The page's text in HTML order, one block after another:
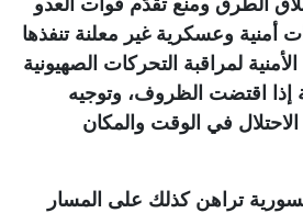
الطرق ومنع تقدّم قوات العدو
أمنية وعسكرية غير معلنة تنفذها
لمراقبة التحركات الصهيونية
إذا اقتضت الظروف، وتوجيه
في الوقت والمكان
تراهن كذلك على المسار